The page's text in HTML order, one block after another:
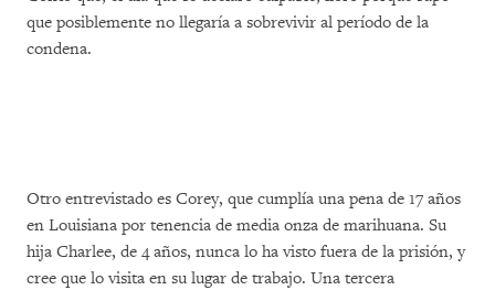
que posiblemente no llegaría a sobrevivir al período de la
condena.
Otro entrevistado es Corey, que cumplía una pena de 17 años
en Louisiana por tenencia de media onza de marihuana. Su
hija Charlee, de 4 años, nunca lo ha visto fuera de la prisión, y
cree que lo visita en su lugar de trabajo. Una tercera